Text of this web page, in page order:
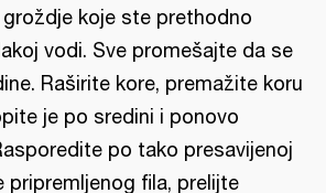
koje ste prethodno
vodi. Sve promešajte da se
Raširite kore, premažite koru
je po sredini i ponovo
po tako presavijenoj
pripremljenog fila, prelijte